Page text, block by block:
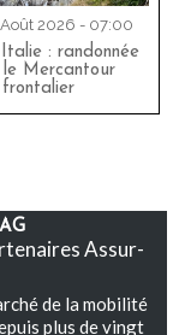
2026 - 07:00
Italie : randonnée
le Mercantour
frontalier
Assur-
de la mobilité
plus de vingt